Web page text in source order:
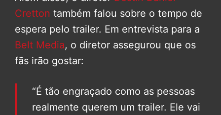
Cretton também falou sobre o tempo de
espera pelo trailer. Em entrevista para a
Belt Media, o diretor assegurou que os
fãs irão gostar:
“É tão engraçado como as pessoas
realmente querem um trailer. Ele vai